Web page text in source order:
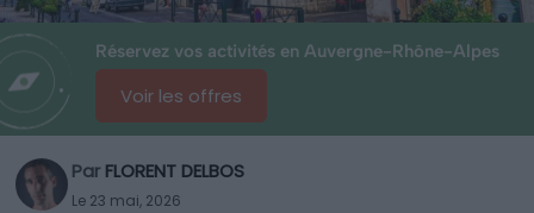
Réservez vos activités en Auvergne-Rhône-Alpes
Voir les offres
Par FLORENT DELBOS
Le 23 mai, 2026